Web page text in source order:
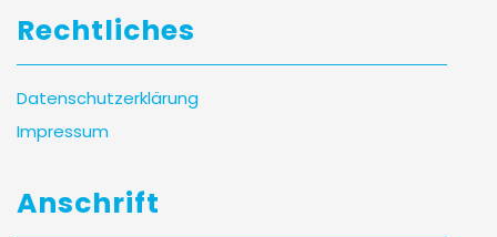
Rechtliches
Datenschutzerklärung
Impressum
Anschrift